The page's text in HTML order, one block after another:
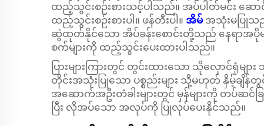
ထည့်သွင်းစဉ်းစားသင့်ပါသည်။ အပ်ပါတ်မင်း ဆောင်
ထည့်သွင်းစဉ်းစားပါ။ ဖန်တီးပါ။ အိမ် အသုံးမပြုသ
ဆွဲထုတ်နိုင်သော အိပ်ခန်းစောင်းတို့သည် နေရာအပိုမ
စက်များကို ထည့်သွင်းပေးထားပါသည်။
ပြားများကြားတွင် တွင်းထားသော သိုလှောင်ရုံမ
တိုင်းအသုံးပြုသော ပစ္စည်းများ သို့မဟုတ် နှိမ့်ချိန်
အဆောက်အဦးတံခါးများတွင် မှန်များကို တပ်ဆ
ပြီး လိုအပ်သော အလုပ်ကို ပြုလုပ်ပေးနိုင်သည်။